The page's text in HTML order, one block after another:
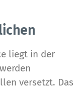
liegt in der
versetzt. Das